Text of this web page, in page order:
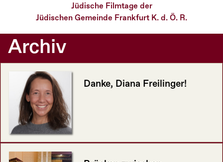
Jüdische Filmtage der
Jüdischen Gemeinde Frankfurt K. d. Ö. R.
Archiv
Danke, Diana Freilinger!